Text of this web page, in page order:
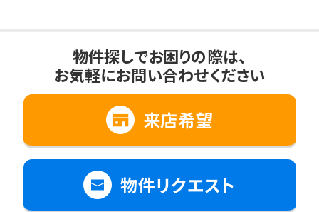
物件探しでお困りの際は、
お気軽にお問い合わせください
来店希望
物件リクエスト